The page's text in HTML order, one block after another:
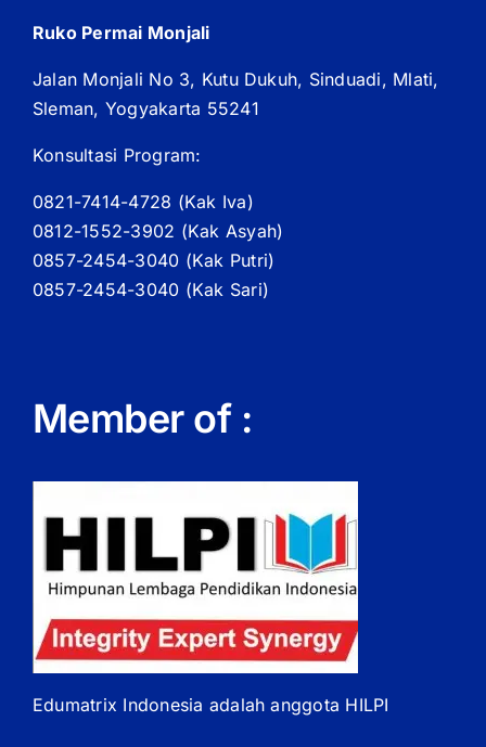
Ruko Permai Monjali
Jalan Monjali No 3, Kutu Dukuh, Sinduadi, Mlati,
Sleman, Yogyakarta 55241
Konsultasi Program:
0821-7414-4728 (Kak Iva)
0812-1552-3902 (Kak Asyah)
0857-2454-3040 (Kak Putri)
0857-2454-3040 (Kak Sari)
Member of :
Edumatrix Indonesia adalah anggota HILPI